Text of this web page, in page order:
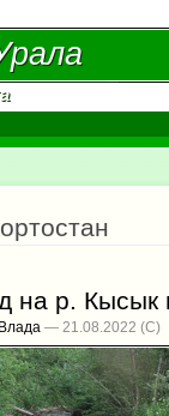
на р.
— 21.08.2022